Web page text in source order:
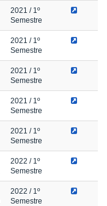
2021 / 1º
Semestre
2021 / 1º
Semestre
2021 / 1º
Semestre
2021 / 1º
Semestre
2021 / 1º
Semestre
2022 / 1º
Semestre
2022 / 1º
Semestre